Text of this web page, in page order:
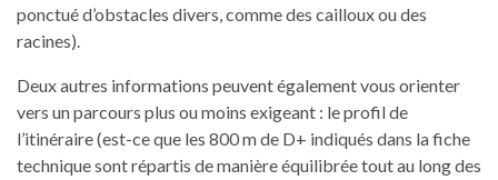
ponctué d’obstacles divers, comme des cailloux ou des
racines).
Deux autres informations peuvent également vous orienter
vers un parcours plus ou moins exigeant : le profil de
l’itinéraire (est-ce que les 800 m de D+ indiqués dans la fiche
technique sont répartis de manière équilibrée tout au long des